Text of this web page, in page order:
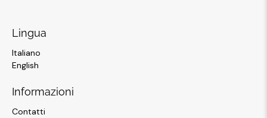
Lingua
Italiano
English
Informazioni
Contatti